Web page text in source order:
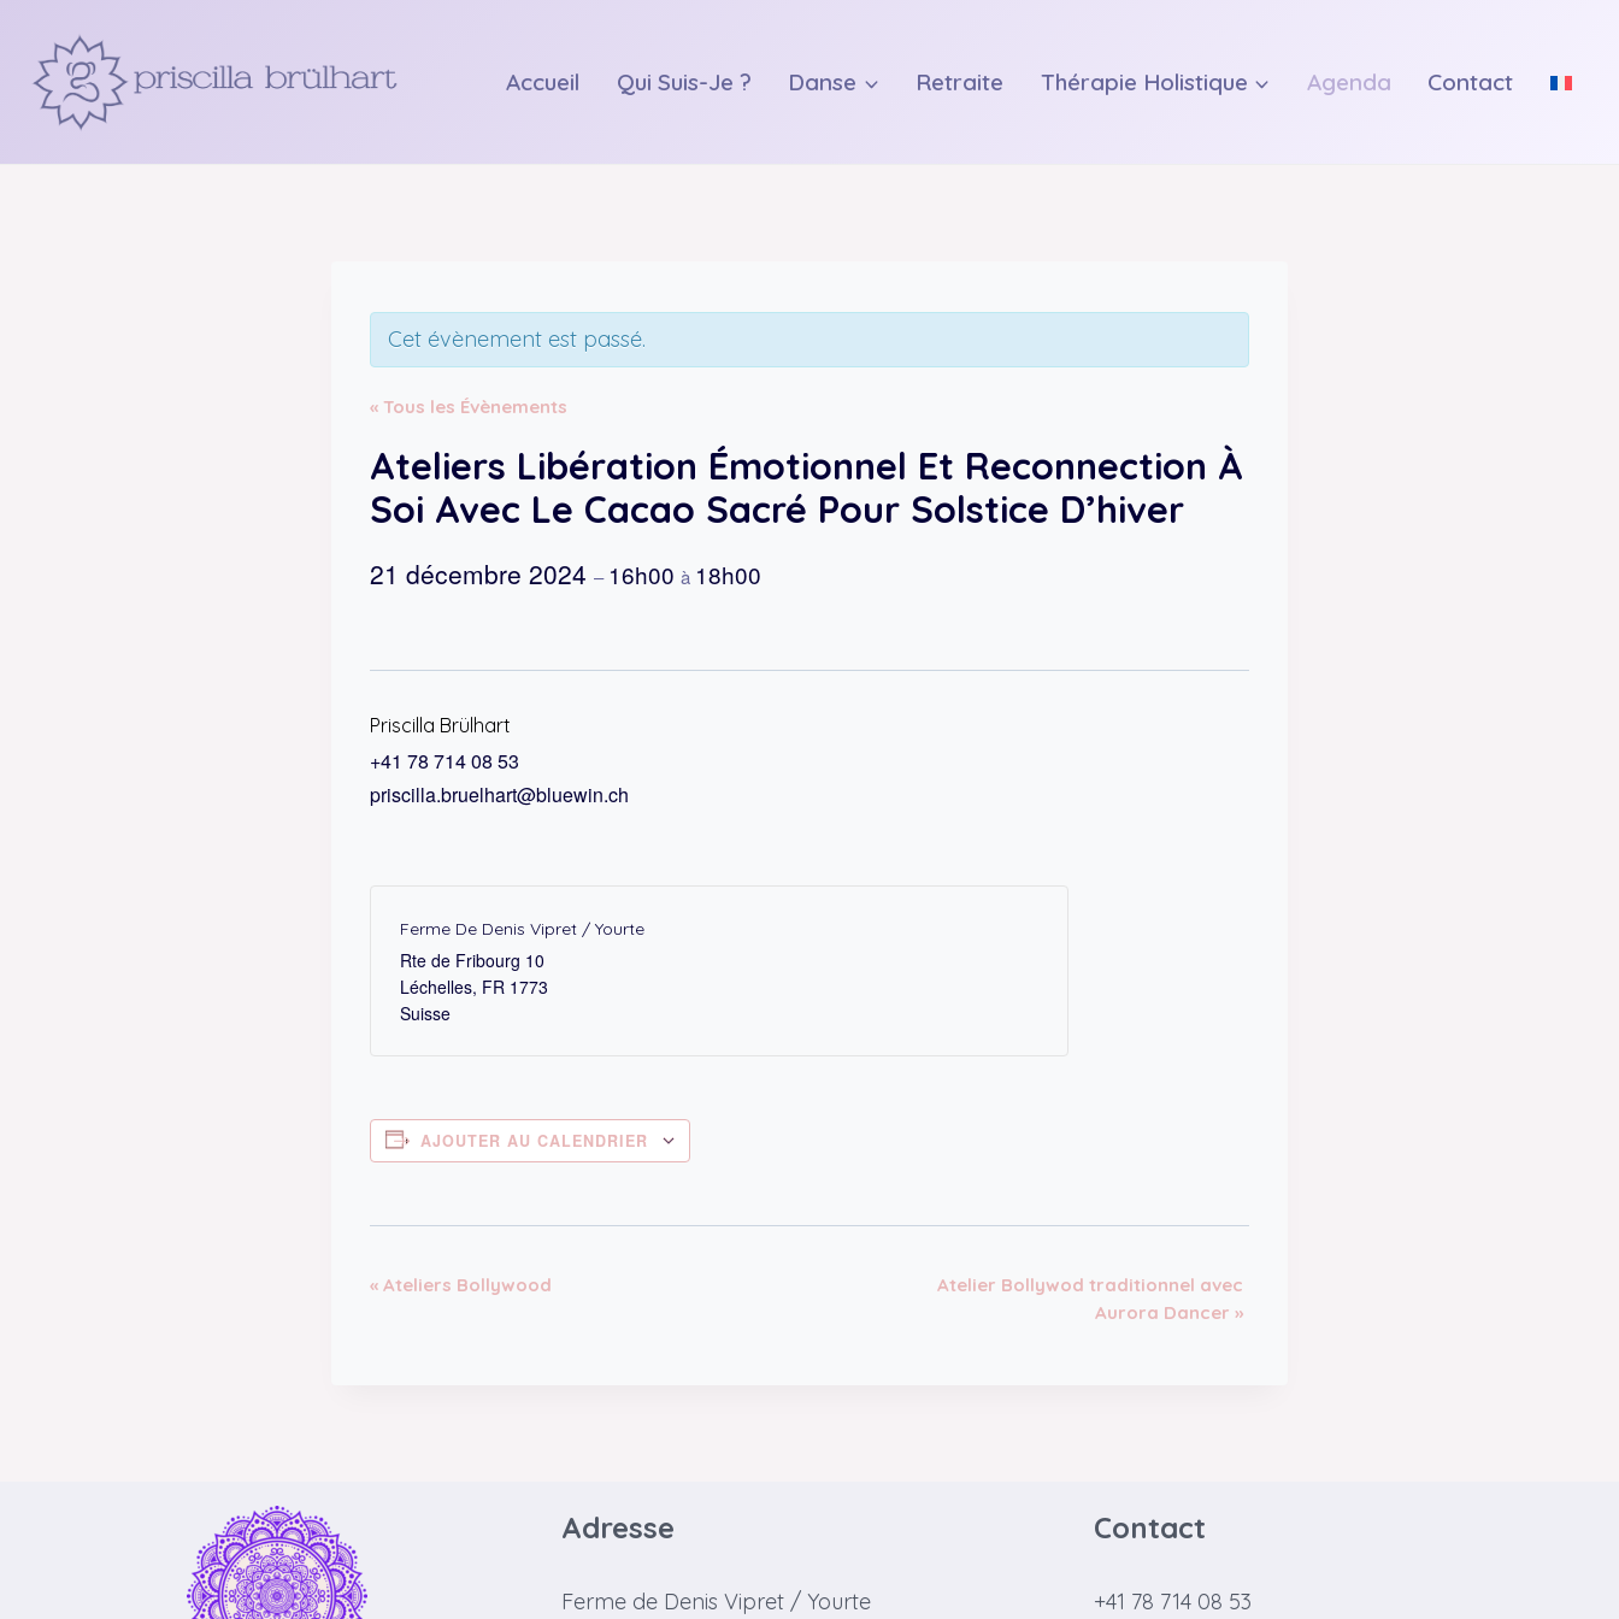
contenu
Accueil Qui Suis-Je ? Danse Retraite Thérapie Holistique Agenda Contact
Cet évènement est passé.
« Tous les Évènements
Ateliers Libération Émotionnel Et Reconnection À
Soi Avec Le Cacao Sacré Pour Solstice D’hiver
21 décembre 2024 – 16h00 à 18h00
Priscilla Brülhart
+41 78 714 08 53
priscilla.bruelhart@bluewin.ch
Ferme De Denis Vipret / Yourte
Rte de Fribourg 10
Léchelles, FR 1773
Suisse
AJOUTER AU CALENDRIER
Navigation
« Ateliers Bollywood
Atelier Bollywod traditionnel avec
Aurora Dancer »
Adresse
Ferme de Denis Vipret / Yourte
Contact
+41 78 714 08 53